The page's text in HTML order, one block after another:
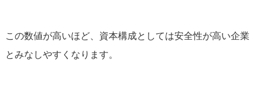
この数値が高いほど、資本構成としては安全性が高い企業
とみなしやすくなります。